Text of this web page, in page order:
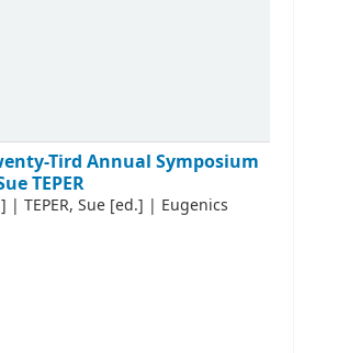
Tird Annual Symposium
TEPER
|TEPER, Sue [ed.] | Eugenics